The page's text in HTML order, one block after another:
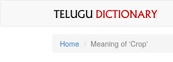
Home Meaning of 'crop'